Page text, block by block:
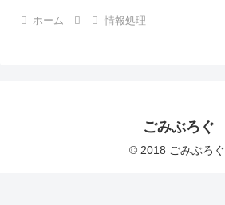
ホーム 情報処理
ごみぶろぐ
© 2018 ごみぶろぐ.